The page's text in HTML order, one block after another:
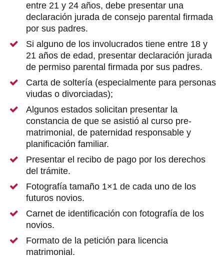
entre 21 y 24 años, debe presentar una
declaración jurada de consejo parental firmada
por sus padres.
Si alguno de los involucrados tiene entre 18 y
21 años de edad, presentar declaración jurada
de permiso parental firmada por sus padres.
Carta de soltería (especialmente para personas
viudas o divorciadas);
Algunos estados solicitan presentar la
constancia de que se asistió al curso pre-
matrimonial, de paternidad responsable y
planificación familiar.
Presentar el recibo de pago por los derechos
del trámite.
Fotografía tamaño 1×1 de cada uno de los
futuros novios.
Carnet de identificación con fotografía de los
novios.
Formato de la petición para licencia
matrimonial.